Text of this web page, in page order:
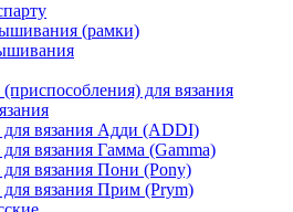
(рамки)
для вязания
вязания Адди (ADDI)
вязания Гамма (Gamma)
вязания Пони (Pony)
вязания Прим (Prym)